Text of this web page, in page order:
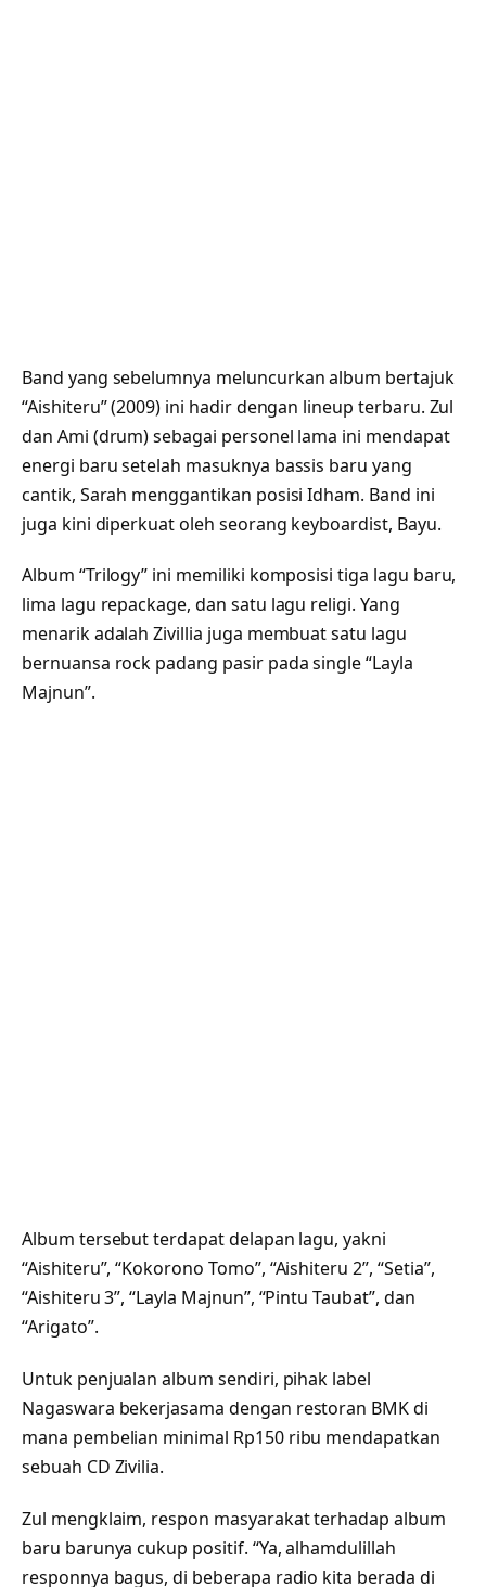
Band yang sebelumnya meluncurkan album bertajuk
“Aishiteru” (2009) ini hadir dengan lineup terbaru. Zul
dan Ami (drum) sebagai personel lama ini mendapat
energi baru setelah masuknya bassis baru yang
cantik, Sarah menggantikan posisi Idham. Band ini
juga kini diperkuat oleh seorang keyboardist, Bayu.
Album “Trilogy” ini memiliki komposisi tiga lagu baru,
lima lagu repackage, dan satu lagu religi. Yang
menarik adalah Zivillia juga membuat satu lagu
bernuansa rock padang pasir pada single “Layla
Majnun”.
Album tersebut terdapat delapan lagu, yakni
“Aishiteru”, “Kokorono Tomo”, “Aishiteru 2”, “Setia”,
“Aishiteru 3”, “Layla Majnun”, “Pintu Taubat”, dan
“Arigato”.
Untuk penjualan album sendiri, pihak label
Nagaswara bekerjasama dengan restoran BMK di
mana pembelian minimal Rp150 ribu mendapatkan
sebuah CD Zivilia.
Zul mengklaim, respon masyarakat terhadap album
baru barunya cukup positif. “Ya, alhamdulillah
responnya bagus, di beberapa radio kita berada di